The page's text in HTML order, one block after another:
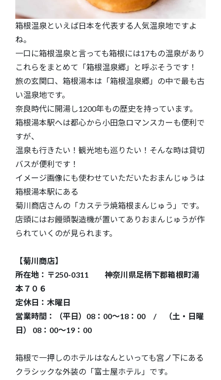
箱根温泉といえば日本を代表する人気温泉地ですよ
ね。
一口に箱根温泉と言っても箱根には17もの温泉があり
これらをまとめて「箱根温泉郷」と呼ぶそうです！
旅の玄関口、箱根湯本は「箱根温泉郷」の中で最も古
い温泉地です。
奈良時代に開湯し1200年もの歴史を持っています。
箱根湯本駅へは都心から小田急ロマンスカーも便利で
すが、
温泉も行きたい！観光地も巡りたい！そんな時は貸切
バスが便利です！
イメージ画像にも使わせていただいたおまんじゅうは
箱根湯本駅にある
菊川商店さんの「カステラ焼箱根まんじゅう」です。
店頭にはお饅頭製造機が置いてありおまんじゅうが作
られていくのが見られます。
【菊川商店】
所在地：〒250-0311 神奈川県足柄下郡箱根町湯
本７０６
定休日：木曜日
営業時間：（平日）08：00～18：00 / （土・日曜
日） 08：00～19：00
箱根で一押しのホテルはなんといっても宮ノ下にある
クラシックな外装の「富士屋ホテル」です。